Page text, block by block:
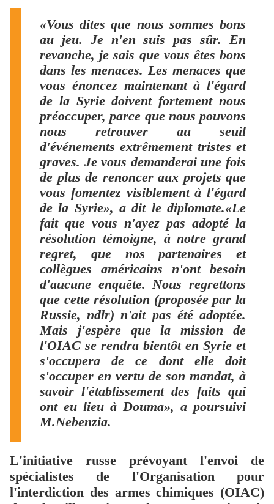
«Vous dites que nous sommes bons
au jeu. Je n'en suis pas sûr. En
revanche, je sais que vous êtes bons
dans les menaces. Les menaces que
vous énoncez maintenant à l'égard
de la Syrie doivent fortement nous
préoccuper, parce que nous pouvons
nous retrouver au seuil
d'événements extrêmement tristes et
graves. Je vous demanderai une fois
de plus de renoncer aux projets que
vous fomentez visiblement à l'égard
de la Syrie», a dit le diplomate.«Le
fait que vous n'ayez pas adopté la
résolution témoigne, à notre grand
regret, que nos partenaires et
collègues américains n'ont besoin
d'aucune enquête. Nous regrettons
que cette résolution (proposée par la
Russie, ndlr) n'ait pas été adoptée.
Mais j'espère que la mission de
l'OIAC se rendra bientôt en Syrie et
s'occupera de ce dont elle doit
s'occuper en vertu de son mandat, à
savoir l'établissement des faits qui
ont eu lieu à Douma», a poursuivi
M.Nebenzia.
L'initiative russe prévoyant l'envoi de
spécialistes de l'Organisation pour
l'interdiction des armes chimiques (OIAC)